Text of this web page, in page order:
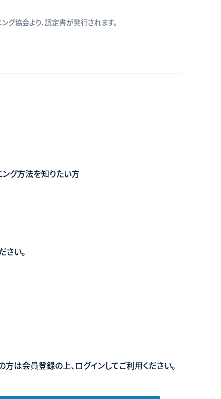
グ協会より、認定書が発行されます。
ング方法を知りたい方
さい。
は会員登録の上、ログインしてご利用ください。